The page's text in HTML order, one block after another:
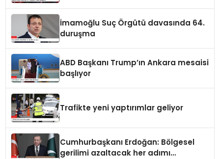
İmamoğlu Suç Örgütü davasında 64.
duruşma
ABD Başkanı Trump’ın Ankara mesaisi
başlıyor
Trafikte yeni yaptırımlar geliyor
Cumhurbaşkanı Erdoğan: Bölgesel
gerilimi azaltacak her adımı